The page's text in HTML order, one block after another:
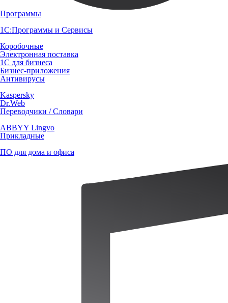
Программы
1С:Программы и Сервисы
Коробочные
Электронная поставка
1С для бизнеса
Бизнес-приложения
Антивирусы
Kaspersky
Dr.Web
Переводчики / Словари
ABBYY Lingvo
Прикладные
ПО для дома и офиса